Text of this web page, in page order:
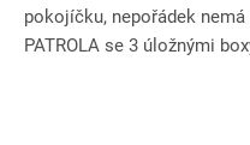
pokojíčku, nepořádek nemá
PATROLA se 3 úložnými